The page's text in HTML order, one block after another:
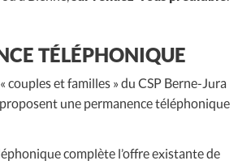
TÉLÉPHONIQUE
couples et familles » du CSP Berne-Jura
une permanence téléphonique
complète l’offre existante de